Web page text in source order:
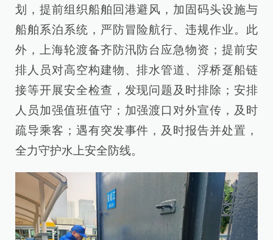
划，提前组织船舶回港避风，加固码头设施与
船舶系泊系统，严防冒险航行、违规作业。此
外，上海轮渡备齐防汛防台应急物资；提前安
排人员对高空构建物、排水管道、浮桥趸船链
接等开展安全检查，发现问题及时排除；安排
人员加强值班值守；加强渡口对外宣传，及时
疏导乘客；遇有突发事件，及时报告并处置，
全力守护水上安全防线。